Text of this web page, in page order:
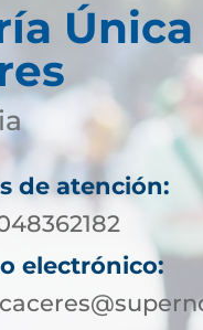
de atención:
electrónico: